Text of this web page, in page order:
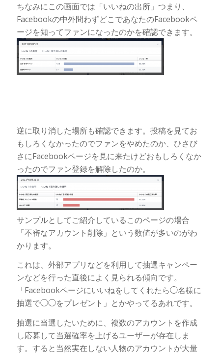
ちなみにこの画面では「いいねの出所」つまり、
Facebookの中外問わずどこであなたのFacebookペ
ージを知ってファンになったのかを確認できます。
逆に取り消した場所も確認できます。投稿を見てお
もしろくなかったのでファンをやめたのか、ひさび
さにFacebookページを見に来たけどおもしろくなか
ったのでファン登録を解除したのか。
サンプルとしてご紹介しているこのページの場合
「不審なアカウント削除」という数値が多いのがわ
かります。
これは、外部アプリなどを利用して抽選キャンペー
ンなどを行った直後によく見られる傾向です。
「Facebookページにいいねをしてくれたら◯名様に
抽選で◯◯をプレゼント」とかやってるあれです。
抽選に当選したいために、複数のアカウントを作成
し応募して当選確率を上げるユーザーが存在しま
す。すると当然実在しない人物のアカウントが大量